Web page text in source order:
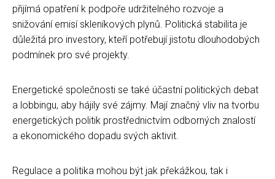
přijímá opatření k podpoře udržitelného rozvoje a
snižování emisí skleníkových plynů. Politická stabilita je
důležitá pro investory, kteří potřebují jistotu dlouhodobých
podmínek pro své projekty.
Energetické společnosti se také účastní politických debat
a lobbingu, aby hájily své zájmy. Mají značný vliv na tvorbu
energetických politik prostřednictvím odborných znalostí
a ekonomického dopadu svých aktivit.
Regulace a politika mohou být jak překážkou, tak i